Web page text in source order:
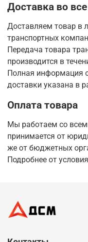
Доставка во
Доставляем товар в
транспортных
Передача товара
производится в
Полная информация
доставки указана в
Оплата товара
Мы работаем со
принимается от
же от бюджетных
Подробнее от